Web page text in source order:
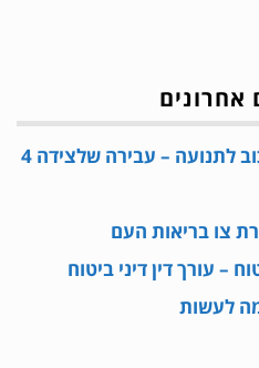
אחרונים
הפרעה לתנועה או עיכוב לתנועה – עבירה שלצידה 4
– עורך דין דיני ביטוח
לעשות